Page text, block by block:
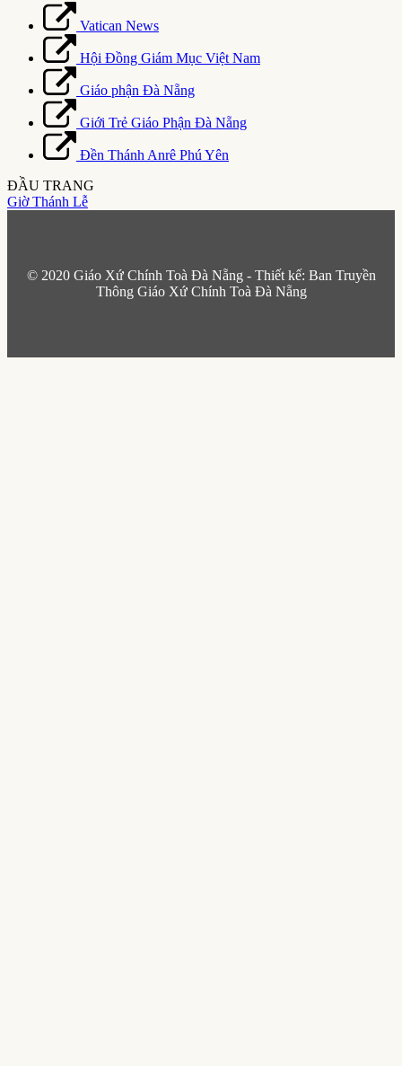
Vatican News
Hội Đồng Giám Mục Việt Nam
Giáo phận Đà Nẵng
Giới Trẻ Giáo Phận Đà Nẵng
Đền Thánh Anrê Phú Yên
ĐẦU TRANG
Giờ Thánh Lễ
© 2020 Giáo Xứ Chính Toà Đà Nẵng - Thiết kế: Ban Truyền
Thông Giáo Xứ Chính Toà Đà Nẵng